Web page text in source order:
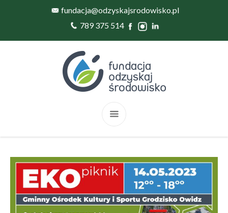
fundacja@odzyskajsrodowisko.pl
789 375 514